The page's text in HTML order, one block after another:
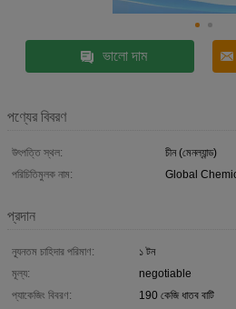
ভালো দাম
পণ্যের বিবরণ
উৎপত্তি স্থল:
চীন (মেনল্যান্ড)
পরিচিতিমুলক নাম:
Global
প্রদান
ন্যূনতম চাহিদার পরিমাণ:
১ টন
মূল্য:
negotiable
প্যাকেজিং বিবরণ:
190 কেজি ধাতব বাটি